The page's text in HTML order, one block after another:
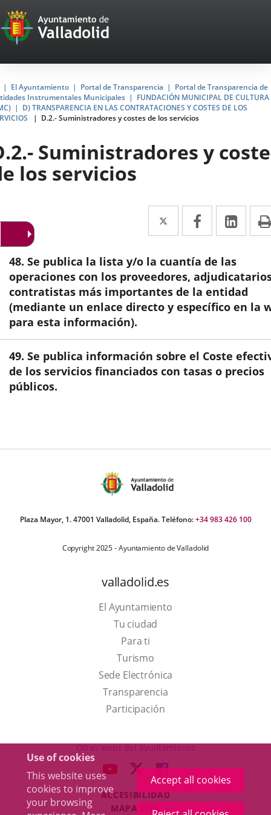
Use of cookies
This website uses
cookies to improve
your browsing
Accept all cookies
Portal
Web
del
Ayuntamiento
de
Valladolid
El Ayuntamiento Portal de Transparencia
Portal de Transparencia de
Instrumentales Municipales
FUNDACIÓN MUNICIPAL DE CULTURA
D) TRANSPARENCIA EN LAS CONTRATACIONES Y COSTES DE LOS
D.2.- Suministradores y costes de los servicios
Suministradores y
los servicios
Twitter
Enlace
a
una
aplicación
externa.
Facebook
Enlace
a
una
aplicación
externa.
a
48. Se publica la lista y/o la cuantía de las
operaciones con los proveedores,
contratistas más importantes de la entidad
(mediante un enlace directo y específico en la
para esta información).
49. Se publica información sobre el Coste
de los servicios financiados con tasas o precios
públicos.
Plaza Mayor, 1. 47001 Valladolid, España. Teléfono:+34 983 426 100
Copyright 2025 - Ayuntamiento de Valladolid
valladolid.es
El Ayuntamiento
Tu ciudad
Para ti
TurismoThis
link
will
open
a
up
window.
Sede Electrónica
Transparencia
Participación
Otras webs del ayuntamiento
LINK
EXTERNAL
LINK
TO
EXTERNAL
LINK
TO
EXTERNAL
ACCESIBILIDAD
MAPA WEB